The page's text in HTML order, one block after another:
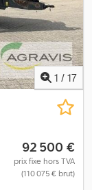
1 / 17
92 500 €
prix fixe hors TVA
(110 075 € brut)